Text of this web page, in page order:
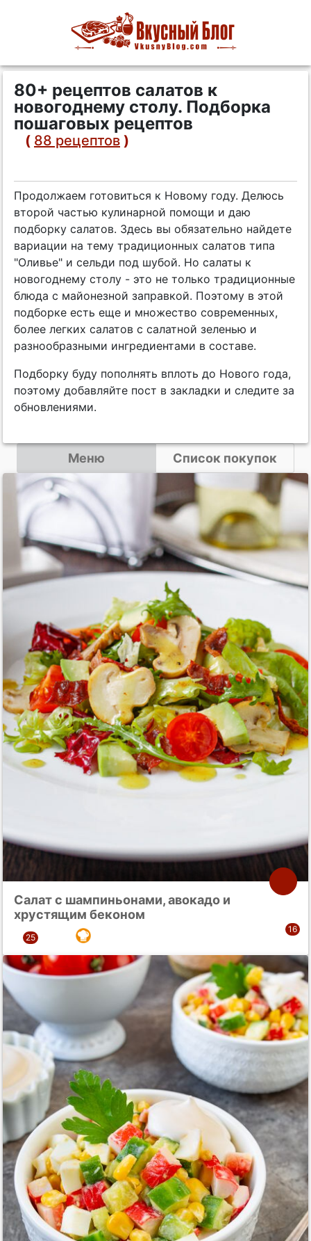
80+ рецептов салатов к
новогоднему столу. Подборка
пошаговых рецептов
( 88 рецептов )
Продолжаем готовиться к Новому году. Делюсь
второй частью кулинарной помощи и даю
подборку салатов. Здесь вы обязательно найдете
вариации на тему традиционных салатов типа
"Оливье" и сельди под шубой. Но салаты к
новогоднему столу - это не только традиционные
блюда с майонезной заправкой. Поэтому в этой
подборке есть еще и множество современных,
более легких салатов с салатной зеленью и
разнообразными ингредиентами в составе.
Подборку буду пополнять вплоть до Нового года,
поэтому добавляйте пост в закладки и следите за
обновлениями.
Меню Список покупок
Салат с шампиньонами, авокадо и
хрустящим беконом